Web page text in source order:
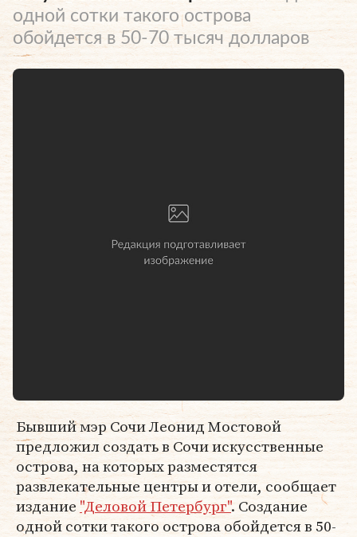
одной сотки такого острова
обойдется в 50-70 тысяч долларов
Бывший мэр Сочи Леонид Мостовой
предложил создать в Сочи искусственные
острова, на которых разместятся
развлекательные центры и отели, сообщает
издание "Деловой Петербург". Создание
одной сотки такого острова обойдется в 50-